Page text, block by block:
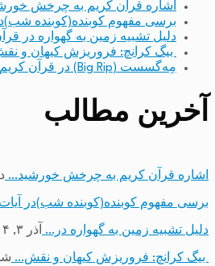
اشاره قرآن کریم به چرخش
برسی مفهوم کوبنده(کوبنده
دلیل تشبیه زمین به گهواره در
بیگ کرانچ: فروریزش کیهان و
مِه‌گسست (Big Rip) در قرآن کریم
آخرین مطالب
اشاره قرآن کریم به چرخش خورشید…
برسی مفهوم کوبنده(کوبنده شب)در
دلیل تشبیه زمین به گهواره در… آذر ۳, ۱۴۰۴
بیگ کرانچ: فروریزش کیهان و نقش…